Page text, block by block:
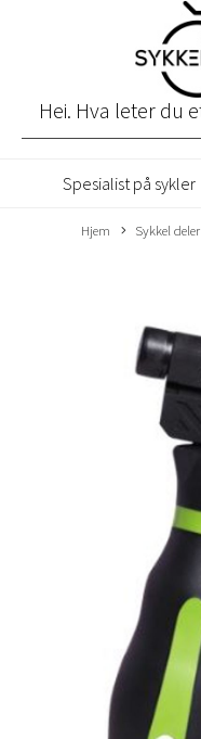
Spesialist på sykler
Hjem Sykkel deler